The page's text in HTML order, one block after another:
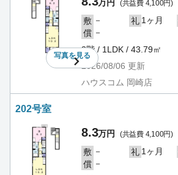
写真を見る
万円 (共益費 4,100円)
敷 － 礼 1ヶ月
償 －
2階 / 1LDK / 43.79㎡
2026/08/06 更新
ハウスコム 岡崎店
202号室
8.3万円 (共益費 4,100円)
敷 － 礼 1ヶ月
償 －